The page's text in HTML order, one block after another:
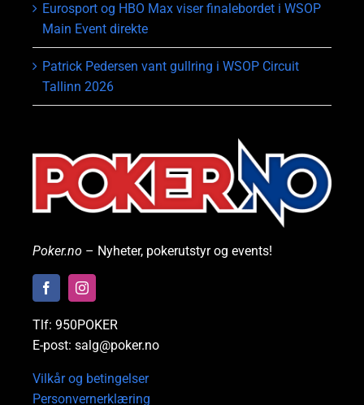
Eurosport og HBO Max viser finalebordet i WSOP
Main Event direkte
Patrick Pedersen vant gullring i WSOP Circuit
Tallinn 2026
Poker.no – Nyheter, pokerutstyr og events!
Tlf: 950POKER
E-post: salg@poker.no
Vilkår og betingelser
Personvernerklæring